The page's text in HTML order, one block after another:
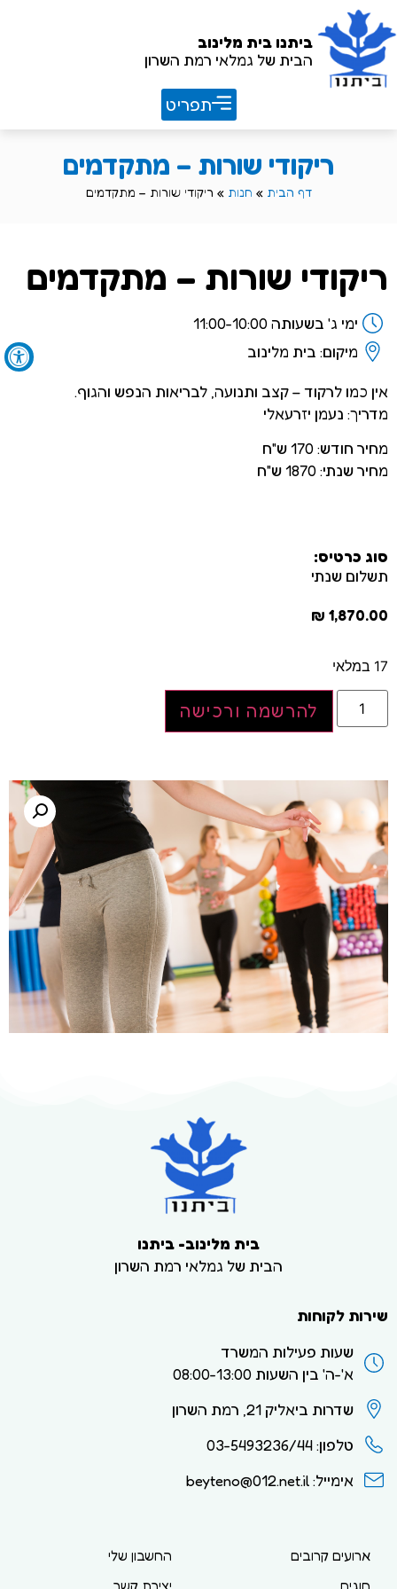
ביתנו בית מלינוב
הבית של גמלאי רמת השרון
ריקודי שורות – מתקדמים
דף הבית » חנות » ריקודי שורות – מתקדמים
ריקודי שורות – מתקדמים
ימי ג' בשעותה 11:00-10:00
מיקום: בית מלינוב
אין כמו לרקוד – קצב ותנועה, לבריאות הנפש והגוף.
מדריך: נעמן יזרעאלי
מחיר חודש: 170 ש"ח
מחיר שנתי: 1870 ש"ח
סוג כרטיס:
תשלום שנתי
₪ 1,870.00
17 במלאי
להרשמה ורכישה
בית מלינוב- ביתנו
הבית של גמלאי רמת השרון
שירות לקוחות
שעות פעילות המשרד
א'-ה' בין השעות 08:00-13:00
שדרות ביאליק 21, רמת השרון
טלפון: 03-5493236/44
אימייל: beyteno@012.net.il
ארועים קרובים
חוגים
החשבון שלי
יצירת קשר